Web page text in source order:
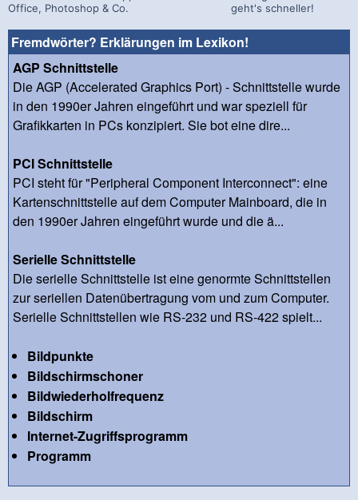
Office, Photoshop & Co.
geht's schneller!
Fremdwörter? Erklärungen im Lexikon!
AGP Schnittstelle
Die AGP (Accelerated Graphics Port) - Schnittstelle wurde
in den 1990er Jahren eingeführt und war speziell für
Grafikkarten in PCs konzipiert. Sie bot eine dire...
PCI Schnittstelle
PCI steht für "Peripheral Component Interconnect": eine
Kartenschnittstelle auf dem Computer Mainboard, die in
den 1990er Jahren eingeführt wurde und die ä...
Serielle Schnittstelle
Die serielle Schnittstelle ist eine genormte Schnittstellen
zur seriellen Datenübertragung vom und zum Computer.
Serielle Schnittstellen wie RS-232 und RS-422 spielt...
Bildpunkte
Bildschirmschoner
Bildwiederholfrequenz
Bildschirm
Internet-Zugriffsprogramm
Programm